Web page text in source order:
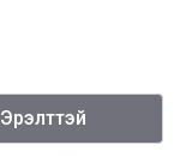
Эрэлттэй